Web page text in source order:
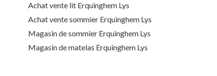
Achat vente lit Erquinghem Lys
Achat vente sommier Erquinghem Lys
Magasin de sommier Erquinghem Lys
Magasin de matelas Erquinghem Lys